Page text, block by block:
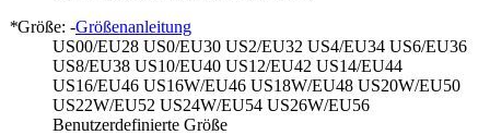
*Größe: -Größenanleitung
US00/EU28 US0/EU30 US2/EU32 US4/EU34 US6/EU36
US8/EU38 US10/EU40 US12/EU42 US14/EU44
US16/EU46 US16W/EU46 US18W/EU48 US20W/EU50
US22W/EU52 US24W/EU54 US26W/EU56
Benutzerdefinierte Größe